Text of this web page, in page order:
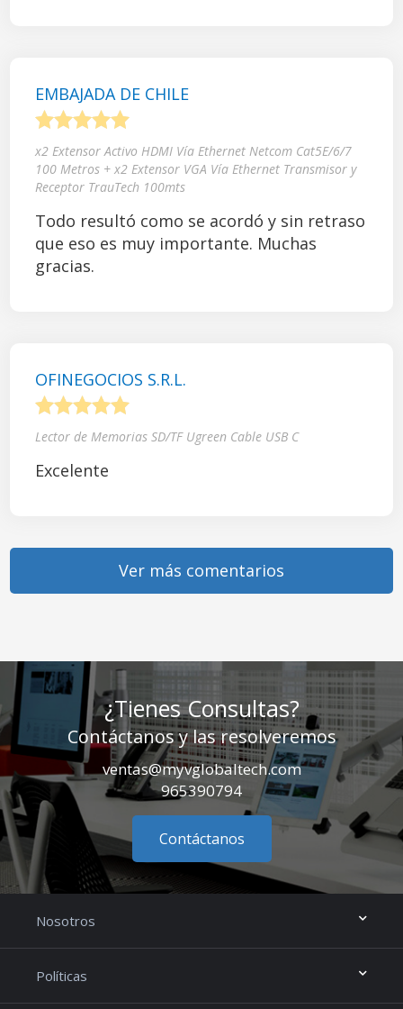
EMBAJADA DE CHILE
x2 Extensor Activo HDMI Vía Ethernet Netcom Cat5E/6/7
100 Metros + x2 Extensor VGA Vía Ethernet Transmisor y
Receptor TrauTech 100mts
Todo resultó como se acordó y sin retraso
que eso es muy importante. Muchas
gracias.
OFINEGOCIOS S.R.L.
Lector de Memorias SD/TF Ugreen Cable USB C
Excelente
Ver más comentarios
¿Tienes Consultas?
Contáctanos y las resolveremos
ventas@myvglobaltech.com
965390794
Contáctanos
Nosotros
Políticas